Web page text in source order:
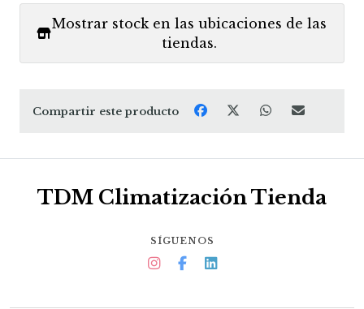
Mostrar stock en las ubicaciones de las
tiendas.
Compartir este producto
TDM Climatización Tienda
SÍGUENOS